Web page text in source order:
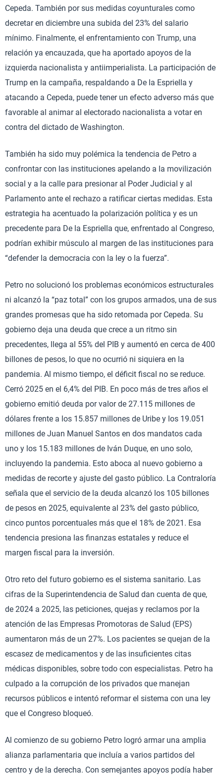
Cepeda. También por sus medidas coyunturales como
decretar en diciembre una subida del 23% del salario
mínimo. Finalmente, el enfrentamiento con Trump, una
relación ya encauzada, que ha aportado apoyos de la
izquierda nacionalista y antiimperialista. La participación de
Trump en la campaña, respaldando a De la Espriella y
atacando a Cepeda, puede tener un efecto adverso más que
favorable al animar al electorado nacionalista a votar en
contra del dictado de Washington.
También ha sido muy polémica la tendencia de Petro a
confrontar con las instituciones apelando a la movilización
social y a la calle para presionar al Poder Judicial y al
Parlamento ante el rechazo a ratificar ciertas medidas. Esta
estrategia ha acentuado la polarización política y es un
precedente para De la Espriella que, enfrentado al Congreso,
podrían exhibir músculo al margen de las instituciones para
“defender la democracia con la ley o la fuerza”.
Petro no solucionó los problemas económicos estructurales
ni alcanzó la “paz total” con los grupos armados, una de sus
grandes promesas que ha sido retomada por Cepeda. Su
gobierno deja una deuda que crece a un ritmo sin
precedentes, llega al 55% del PIB y aumentó en cerca de 400
billones de pesos, lo que no ocurrió ni siquiera en la
pandemia. Al mismo tiempo, el déficit fiscal no se reduce.
Cerró 2025 en el 6,4% del PIB. En poco más de tres años el
gobierno emitió deuda por valor de 27.115 millones de
dólares frente a los 15.857 millones de Uribe y los 19.051
millones de Juan Manuel Santos en dos mandatos cada
uno y los 15.183 millones de Iván Duque, en uno solo,
incluyendo la pandemia. Esto aboca al nuevo gobierno a
medidas de recorte y ajuste del gasto público. La Contraloría
señala que el servicio de la deuda alcanzó los 105 billones
de pesos en 2025, equivalente al 23% del gasto público,
cinco puntos porcentuales más que el 18% de 2021. Esa
tendencia presiona las finanzas estatales y reduce el
margen fiscal para la inversión.
Otro reto del futuro gobierno es el sistema sanitario. Las
cifras de la Superintendencia de Salud dan cuenta de que,
de 2024 a 2025, las peticiones, quejas y reclamos por la
atención de las Empresas Promotoras de Salud (EPS)
aumentaron más de un 27%. Los pacientes se quejan de la
escasez de medicamentos y de las insuficientes citas
médicas disponibles, sobre todo con especialistas. Petro ha
culpado a la corrupción de los privados que manejan
recursos públicos e intentó reformar el sistema con una ley
que el Congreso bloqueó.
Al comienzo de su gobierno Petro logró armar una amplia
alianza parlamentaria que incluía a varios partidos del
centro y de la derecha. Con semejantes apoyos podía haber